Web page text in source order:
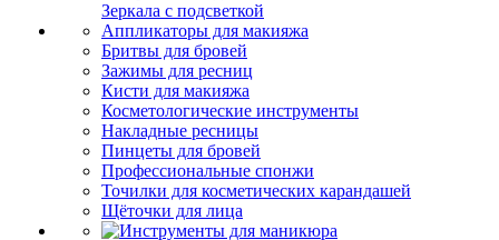
Зеркала с подсветкой
Аппликаторы для макияжа
Бритвы для бровей
Зажимы для ресниц
Кисти для макияжа
Косметологические инструменты
Накладные ресницы
Пинцеты для бровей
Профессиональные спонжи
Точилки для косметических карандашей
Щёточки для лица